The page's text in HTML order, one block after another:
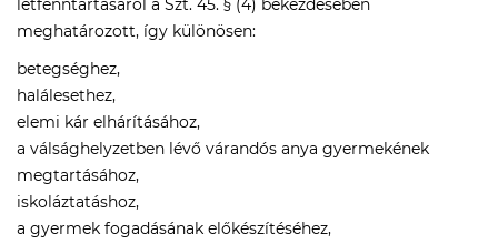
létfenntartásáról a Szt. 45. § (4) bekezdésében
meghatározott, így különösen:
betegséghez,
halálesethez,
elemi kár elhárításához,
a válsághelyzetben lévő várandós anya gyermekének
megtartásához,
iskoláztatáshoz,
a gyermek fogadásának előkészítéséhez,